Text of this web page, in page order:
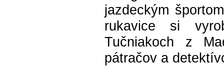
jazdeckým
rukavice si
Tučniakoch z
pátračov a